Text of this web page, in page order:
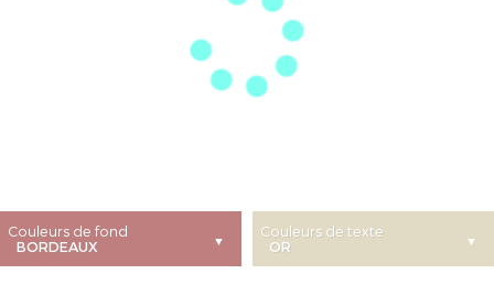
Couleurs de fond Couleurs de texte